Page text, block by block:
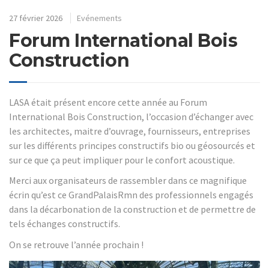
27 février 2026 Evénements
Forum International Bois
Construction
LASA était présent encore cette année au Forum
International Bois Construction, l’occasion d’échanger avec
les architectes, maitre d’ouvrage, fournisseurs, entreprises
sur les différents principes constructifs bio ou géosourcés et
sur ce que ça peut impliquer pour le confort acoustique.
Merci aux organisateurs de rassembler dans ce magnifique
écrin qu’est ce GrandPalaisRmn des professionnels engagés
dans la décarbonation de la construction et de permettre de
tels échanges constructifs.
On se retrouve l’année prochain !